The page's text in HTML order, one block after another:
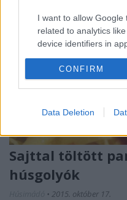
I want to allow Google
related to analytics
device identifiers in
I want to allow Google
related to functionality
I want to allow Google
related to
I want to allow Google
related to security,
functionality and fraud
user protection.
CONFIRM
Data Deletion
Sajttal töltött
húsgolyók
• 2015. október 17.